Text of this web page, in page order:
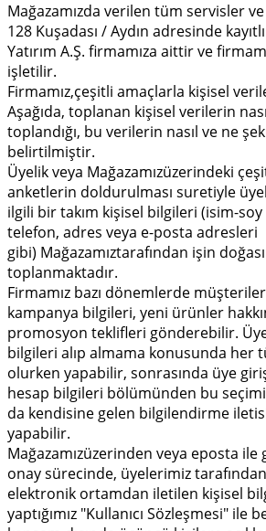
Mağazamızda verilen tüm servisler
128 Kuşadası / Aydın adresinde
Yatırım A.Ş. firmamıza aittir ve
işletilir.
Firmamız,çeşitli amaçlarla kişisel
Aşağıda, toplanan kişisel verilerin
toplandığı, bu verilerin nasıl ve ne
belirtilmiştir.
Üyelik veya Mağazamızüzerindeki
anketlerin doldurulması suretiyle
ilgili bir takım kişisel bilgileri (isim-
telefon, adres veya e-posta adresleri
gibi) Mağazamıztarafından işin
toplanmaktadır.
Firmamız bazı dönemlerde
kampanya bilgileri, yeni ürünler
promosyon teklifleri gönderebilir.
bilgileri alıp almama konusunda her
olurken yapabilir, sonrasında üye
hesap bilgileri bölümünden bu
da kendisine gelen bilgilendirme
yapabilir.
Mağazamızüzerinden veya eposta
onay sürecinde, üyelerimiz
elektronik ortamdan iletilen kişisel
yaptığımız "Kullanıcı Sözleşmesi" ile